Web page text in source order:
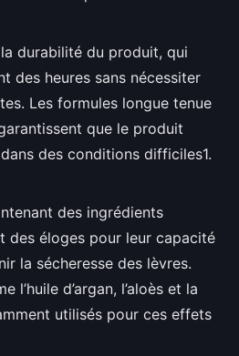
durabilité du produit, qui
des heures sans nécessiter
Les formules longue tenue
que le produit
des conditions difficiles1.
des ingrédients
des éloges pour leur capacité
la sécheresse des lèvres.
l’huile d’argan, l’aloès et la
utilisés pour ces effets